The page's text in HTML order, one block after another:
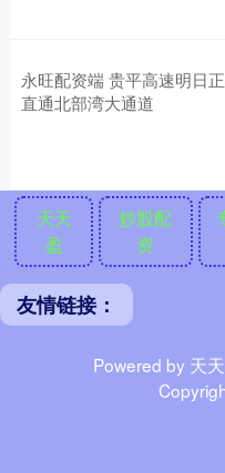
永旺配资端 贵平高速明日
直通北部湾大通道
天天
盈
炒股配
资
友情链接：
Powered by 天